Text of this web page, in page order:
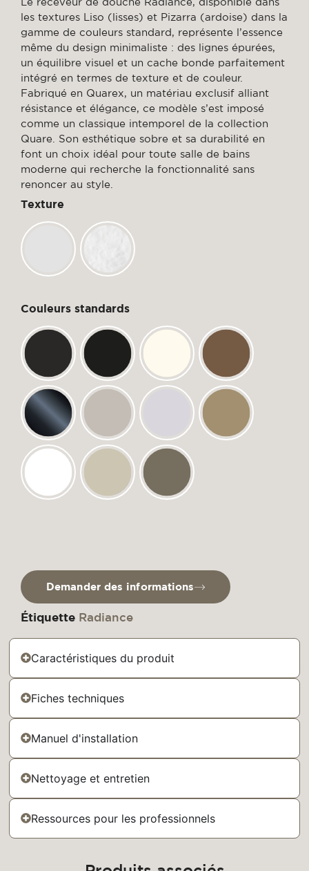
les textures Liso (lisses) et Pizarra (ardoise) dans la
gamme de couleurs standard, représente l’essence
même du design minimaliste : des lignes épurées,
un équilibre visuel et un cache bonde parfaitement
intégré en termes de texture et de couleur.
Fabriqué en Quarex, un matériau exclusif alliant
résistance et élégance, ce modèle s’est imposé
comme un classique intemporel de la collection
Quare. Son esthétique sobre et sa durabilité en
font un choix idéal pour toute salle de bains
moderne qui recherche la fonctionnalité sans
renoncer au style.
Texture
Couleurs standards
Demander des informations
Étiquette Radiance
Caractéristiques du produit
Fiches techniques
Manuel d'installation
Nettoyage et entretien
Ressources pour les professionnels